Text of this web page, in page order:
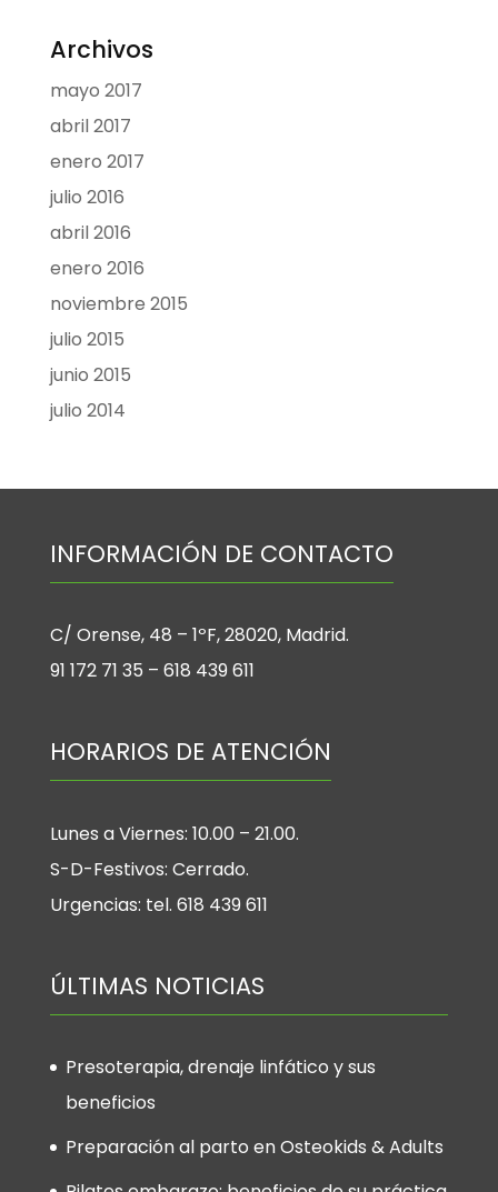
Archivos
mayo 2017
abril 2017
enero 2017
julio 2016
abril 2016
enero 2016
noviembre 2015
julio 2015
junio 2015
julio 2014
INFORMACIÓN DE CONTACTO
C/ Orense, 48 – 1ºF, 28020, Madrid.
91 172 71 35 – 618 439 611
HORARIOS DE ATENCIÓN
Lunes a Viernes: 10.00 – 21.00.
S-D-Festivos: Cerrado.
Urgencias: tel. 618 439 611
ÚLTIMAS NOTICIAS
Presoterapia, drenaje linfático y sus
beneficios
Preparación al parto en Osteokids & Adults